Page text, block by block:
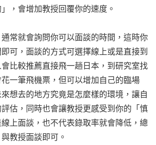
，會增加教授回覆你的速度。
常就會詢問你可以面談的時間，這時你
可，面談的方式可選擇線上或是直接到
比較推薦直接飛一趟日本，到研究室找
一筆飛機票，但可以增加自己的臨場
想去的地方究竟是怎麼樣的環境，讓自
估，同時也會讓教授更感受到你的「慎
上面談，也不代表錄取率就會降低，總
教授面談即可。